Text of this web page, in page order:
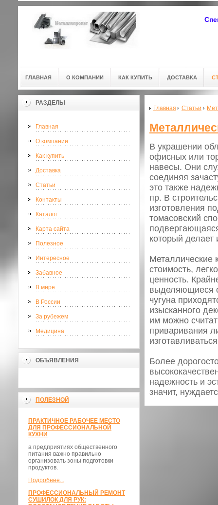
ГЛАВНАЯ О КОМПАНИИ КАК КУПИТЬ ДОСТАВКА
РАЗДЕЛЫ
Главная
О компании
Как купить
Доставка
Статьи
Контакты
Каталог
Карта сайта
Полезное
Интересное
Забавное
В мире
В России
За рубежем
Медицина
ОБЪЯВЛЕНИЯ
ПОЛЕЗНОЙ
ПРАКТИЧНОЕ РАБОЧЕЕ МЕСТО
ДЛЯ ПРОФЕССИОНАЛЬНОЙ
КУХНИ
а предприятиях общественного
питания важно правильно
организовать зоны подготовки
продуктов.
Подробнее...
ПРОФЕССИОНАЛЬНЫЙ РЕМОНТ
СУШИЛОК ДЛЯ РУК:
Главная Статьи
В украшении
офисных или
навесы. Они
соединяя
это также
пр. В
изготовления
томасовский
который делает
Металлические
стоимость,
ценность.
выделяющиеся
чугуна
изысканного
им можно
приваривания
Более
надежность и
значит,